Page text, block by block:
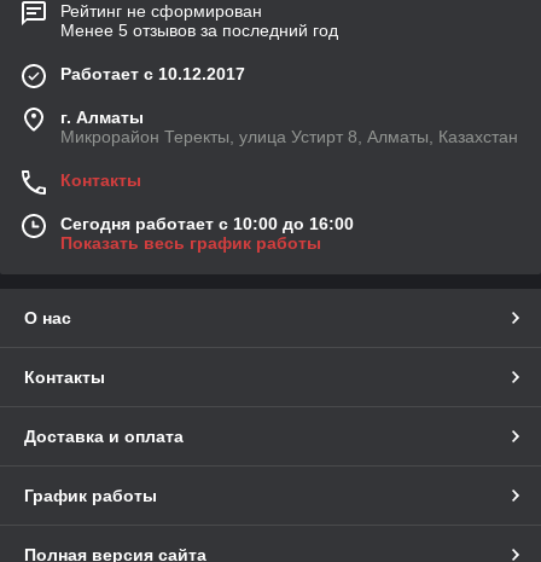
Рейтинг не сформирован
Менее 5 отзывов за последний год
Работает с 10.12.2017
г. Алматы
Микрорайон Теректы, улица Устирт 8, Алматы, Казахстан
Контакты
Сегодня работает с 10:00 до 16:00
Показать весь график работы
О нас
Контакты
Доставка и оплата
График работы
Полная версия сайта